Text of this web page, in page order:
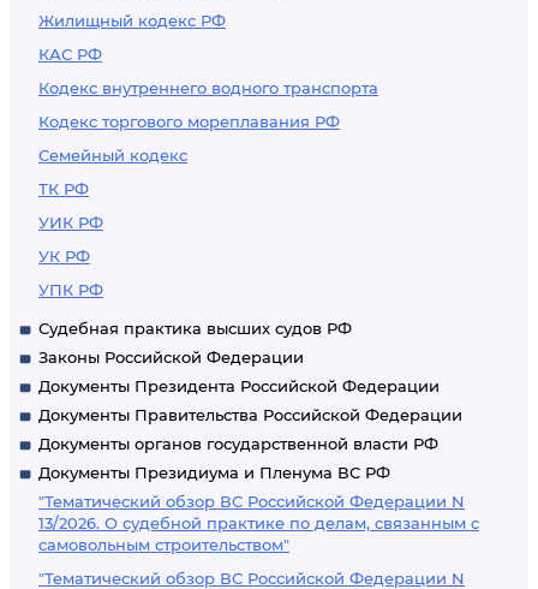
Жилищный кодекс РФ
КАС РФ
Кодекс внутреннего водного транспорта
Кодекс торгового мореплавания РФ
Семейный кодекс
ТК РФ
УИК РФ
УК РФ
УПК РФ
Судебная практика высших судов РФ
Законы Российской Федерации
Документы Президента Российской Федерации
Документы Правительства Российской Федерации
Документы органов государственной власти РФ
Документы Президиума и Пленума ВС РФ
"Тематический обзор ВС Российской Федерации N
13/2026. О судебной практике по делам, связанным с
самовольным строительством"
"Тематический обзор ВС Российской Федерации N